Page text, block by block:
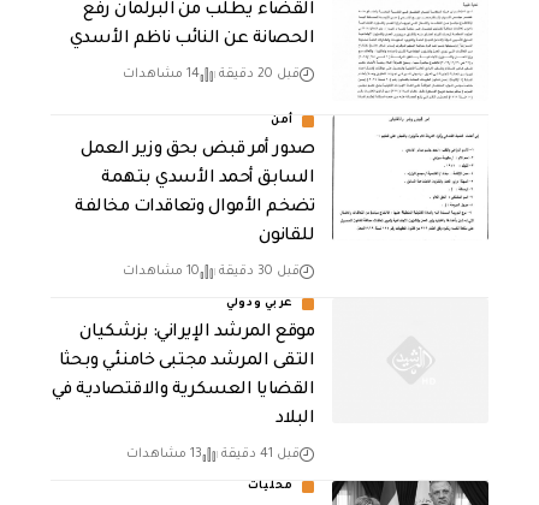
القضاء يطلب من البرلمان رفع
الحصانة عن النائب ناظم الأسدي
قبل 20 دقيقة 14 مشاهدات
أمن
صدور أمر قبض بحق وزير العمل
السابق أحمد الأسدي بتهمة
تضخم الأموال وتعاقدات مخالفة
للقانون
قبل 30 دقيقة 10 مشاهدات
عربي ودولي
موقع المرشد الإيراني: بزشكيان
التقى المرشد مجتبى خامنئي وبحثا
القضايا العسكرية والاقتصادية في
البلاد
قبل 41 دقيقة 13 مشاهدات
محليات